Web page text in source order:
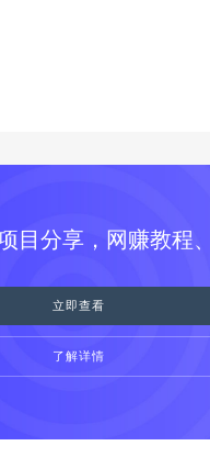
目分享，网赚教程
立即查看
了解详情